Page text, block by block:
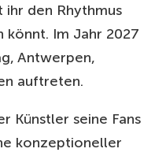
den Rhythmus
könnt. Im Jahr 2027
Antwerpen,
auftreten.
Künstler seine Fans
konzeptioneller